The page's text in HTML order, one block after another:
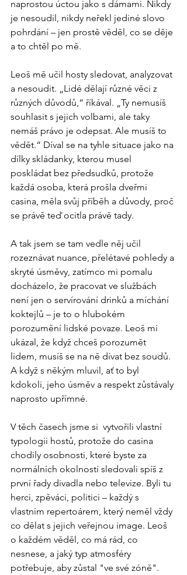
naprostou úctou jako s dámami. Nikdy
je nesoudil, nikdy neřekl jediné slovo
pohrdání – jen prostě věděl, co se děje
a to chtěl po mě.
Leoš mě učil hosty sledovat, analyzovat
a nesoudit. „Lidé dělají různé věci z
různých důvodů,“ říkával. „Ty nemusíš
souhlasit s jejich volbami, ale taky
nemáš právo je odepsat. Ale musíš to
vědět.“ Díval se na tyhle situace jako na
dílky skládanky, kterou musel
poskládat bez předsudků, protože
každá osoba, která prošla dveřmi
casina, měla svůj příběh a důvody, proč
se právě teď ocitla právě tady.
A tak jsem se tam vedle něj učil
rozeznávat nuance, přelétavé pohledy a
skryté úsměvy, zatímco mi pomalu
docházelo, že pracovat ve službách
není jen o servírování drinků a míchání
koktejlů – je to o hlubokém
porozumění lidské povaze. Leoš mi
ukázal, že když chceš porozumět
lidem, musíš se na ně dívat bez soudů.
A když s někým mluvil, ať to byl
kdokoli, jeho úsměv a respekt zůstávaly
naprosto upřímné.
V těch časech jsme si  vytvořili vlastní
typologii hostů, protože do casina
chodily osobnosti, které byste za
normálních okolností sledovali spíš z
první řady divadla nebo televize. Byli tu
herci, zpěváci, politici – každý s
vlastním repertoárem, který neměl vždy
co dělat s jejich veřejnou image. Leoš
o každém věděl, co má rád, co
nesnese, a jaký typ atmosféry
potřebuje, aby zůstal "ve své zóně".